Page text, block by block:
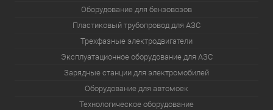
Оборудование для бензовозов
Пластиковый трубопровод для АЗС
Трехфазные электродвигатели
Эксплуатационное оборудование для АЗС
Зарядные станции для электромобилей
Оборудование для автомоек
Технологическое оборудование